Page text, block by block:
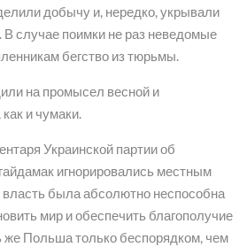
добычу и, нередко, укрывали
В случае поимки не раз неведомые
бегство из тюрьмы.
на промысел весной и
и чумаки.
Украинской партии об
игнорировались местным
была абсолютно неспособна
мир и обеспечить благополучие
же Польша только беспорядком, чем